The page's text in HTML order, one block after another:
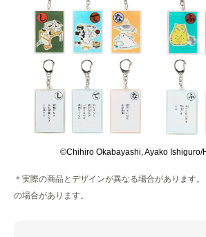
©Chihiro Okabayashi, Ayako Ishiguro/
＊実際の商品とデザインが異なる場合があります
の場合があります。